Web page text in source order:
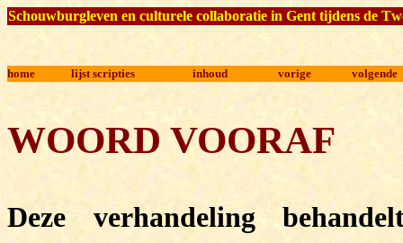
Schouwburgleven en culturele collaboratie in Gent tijdens de T
home lijst scripties inhoud vorige volgende
WOORD VOORAF
Deze verhandeling